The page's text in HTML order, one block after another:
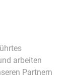
arbeiten
Partnern